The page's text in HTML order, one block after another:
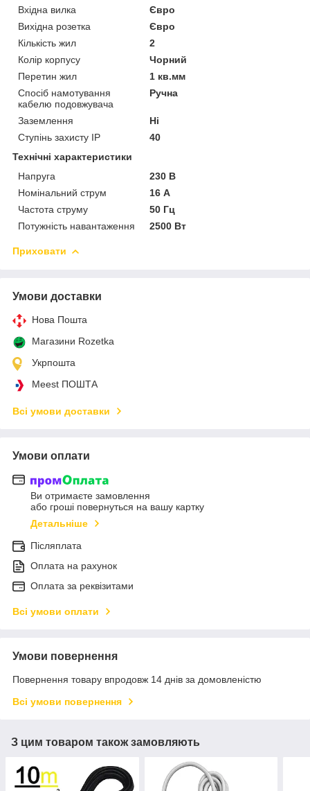
Вхідна вилка
Євро
Вихідна розетка
Євро
Кількість жил
2
Колір корпусу
Чорний
Перетин жил
1 кв.мм
Спосіб намотування
кабелю подовжувача
Ручна
Заземлення
Ні
Ступінь захисту IP
40
Технічні характеристики
Напруга
230 В
Номінальний струм
16 А
Частота струму
50 Гц
Потужність навантаження
2500 Вт
Приховати
Умови доставки
Нова Пошта
Магазини Rozetka
Укрпошта
Meest ПОШТА
Всі умови доставки
Умови оплати
Ви отримаєте замовлення
або гроші повернуться на вашу картку
Детальніше
Післяплата
Оплата на рахунок
Оплата за реквізитами
Всі умови оплати
Умови повернення
Повернення товару впродовж 14 днів за домовленістю
Всі умови повернення
З цим товаром також замовляють